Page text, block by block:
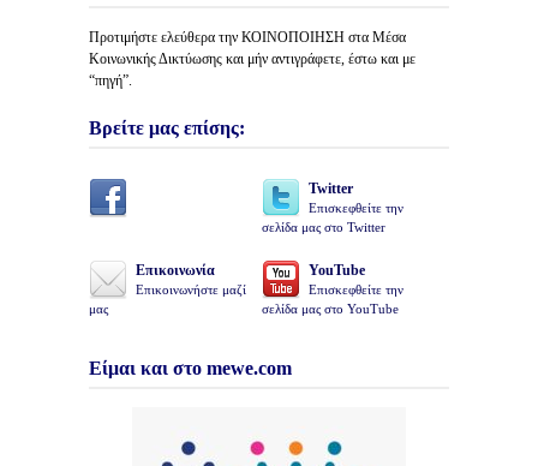
Προτιμήστε ελεύθερα την ΚΟΙΝΟΠΟΙΗΣΗ στα Μέσα
Κοινωνικής Δικτύωσης και μήν αντιγράφετε, έστω και με
“πηγή”.
Βρείτε μας επίσης:
Twitter
Επισκεφθείτε την
σελίδα μας στο Twitter
Επικοινωνία
Επικοινωνήστε μαζί
μας
YouTube
Επισκεφθείτε την
σελίδα μας στο YouTube
Είμαι και στο mewe.com